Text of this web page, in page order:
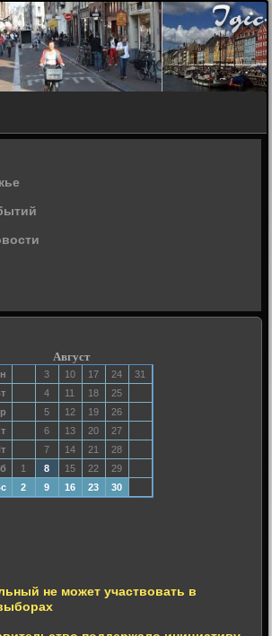
Август
3 10 17 24
31
4 11 18
25
5 12 19
26
6 13 20
27
7 14 21
28
1 8 15 22
29
2 9 16 23 30
не может участвовать в